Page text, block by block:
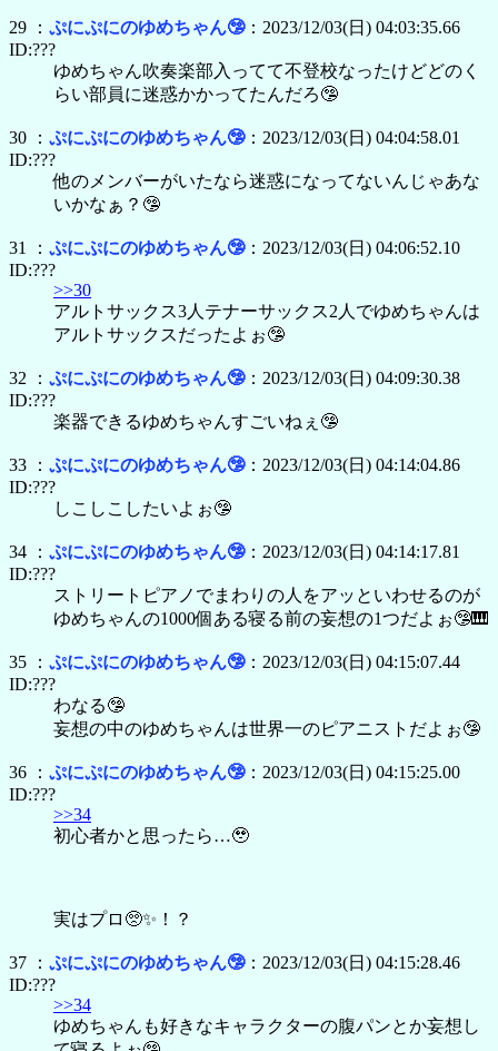
29 ： ぷにぷにのゆめちゃん🤥：2023/12/03(日) 04:03:35.66
ID:???
ゆめちゃん吹奏楽部入ってて不登校なったけどどのく
らい部員に迷惑かかってたんだろ🤥
30 ： ぷにぷにのゆめちゃん🤥：2023/12/03(日) 04:04:58.01
ID:???
他のメンバーがいたなら迷惑になってないんじゃあな
いかなぁ？🤥
31 ： ぷにぷにのゆめちゃん🤥：2023/12/03(日) 04:06:52.10
ID:???
>>30
アルトサックス3人テナーサックス2人でゆめちゃんは
アルトサックスだったよぉ🤥
32 ： ぷにぷにのゆめちゃん🤥：2023/12/03(日) 04:09:30.38
ID:???
楽器できるゆめちゃんすごいねぇ🤥
33 ： ぷにぷにのゆめちゃん🤥：2023/12/03(日) 04:14:04.86
ID:???
しこしこしたいよぉ🤥
34 ： ぷにぷにのゆめちゃん🤥：2023/12/03(日) 04:14:17.81
ID:???
ストリートピアノでまわりの人をアッといわせるのが
ゆめちゃんの1000個ある寝る前の妄想の1つだよぉ🤥🎹
35 ： ぷにぷにのゆめちゃん🤥：2023/12/03(日) 04:15:07.44
ID:???
わなる🤥
妄想の中のゆめちゃんは世界一のピアニストだよぉ🤥
36 ： ぷにぷにのゆめちゃん🤥：2023/12/03(日) 04:15:25.00
ID:???
>>34
初心者かと思ったら…🥹
実はプロ🥺✨！？
37 ： ぷにぷにのゆめちゃん🤥：2023/12/03(日) 04:15:28.46
ID:???
>>34
ゆめちゃんも好きなキャラクターの腹パンとか妄想し